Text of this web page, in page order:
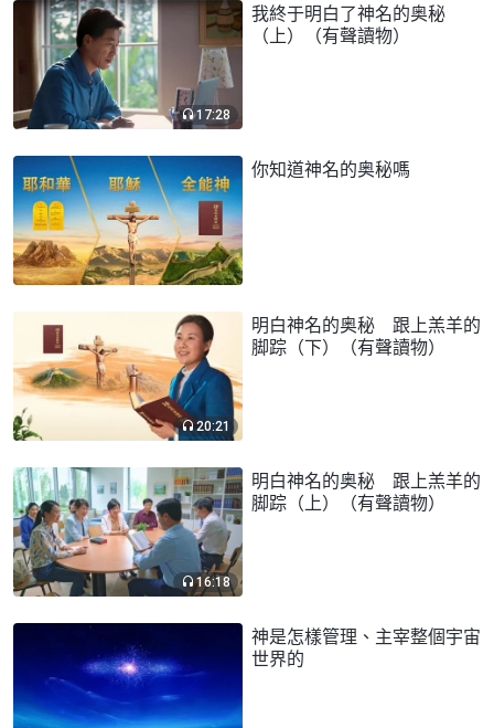
17:28
我終于明白了神名的奥秘
（上）（有聲讀物）
你知道神名的奥秘嗎
20:21
明白神名的奥秘 跟上羔羊的
脚踪（下）（有聲讀物）
16:18
明白神名的奥秘 跟上羔羊的
脚踪（上）（有聲讀物）
神是怎樣管理、主宰整個宇宙
世界的